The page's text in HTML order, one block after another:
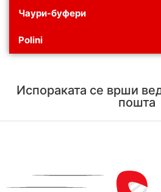
Чаури-буфери
Polini
Испораката се врши
пошта